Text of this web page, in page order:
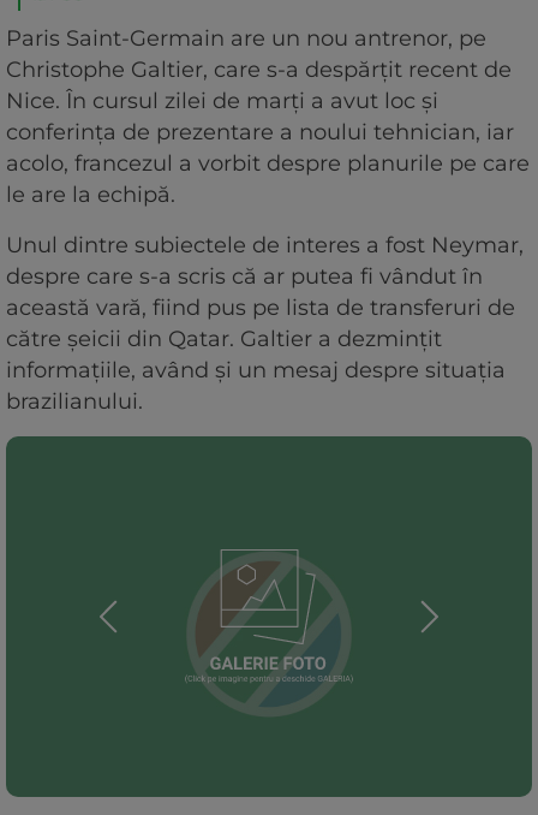
Paris Saint-Germain are un nou antrenor, pe
Christophe Galtier, care s-a despărțit recent de
Nice. În cursul zilei de marți a avut loc și
conferința de prezentare a noului tehnician, iar
acolo, francezul a vorbit despre planurile pe care
le are la echipă.
Unul dintre subiectele de interes a fost Neymar,
despre care s-a scris că ar putea fi vândut în
această vară, fiind pus pe lista de transferuri de
către șeicii din Qatar. Galtier a dezmințit
informațiile, având și un mesaj despre situația
brazilianului.